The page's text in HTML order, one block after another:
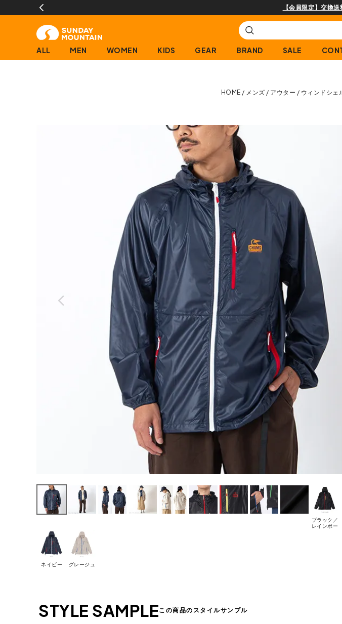
購入商品[¥2,000(税込)以上]の
ALL MEN WOMEN KIDS GEAR BRAND SALE
HOME メンズ アウター ウィンドシェ
ブラック／
レインボー
ネイビー グレージュ
STYLE SAMPLEこの商品のスタイルサンプル